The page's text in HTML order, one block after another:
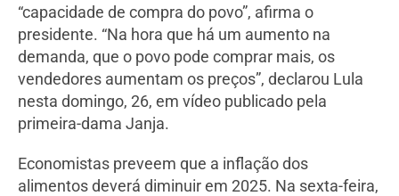
“capacidade de compra do povo”, afirma o
presidente. “Na hora que há um aumento na
demanda, que o povo pode comprar mais, os
vendedores aumentam os preços”, declarou Lula
nesta domingo, 26, em vídeo publicado pela
primeira-dama Janja.
Economistas preveem que a inflação dos
alimentos deverá diminuir em 2025. Na sexta-feira,